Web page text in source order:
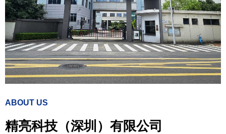
ABOUT US
精亮科技（深圳）有限公司